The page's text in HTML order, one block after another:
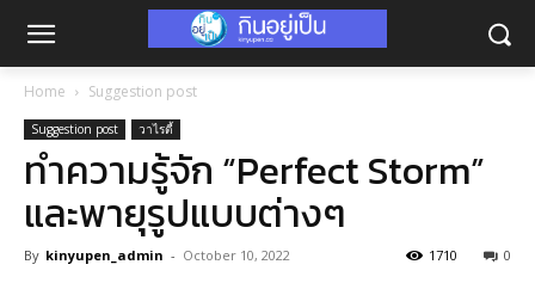
Home Suggestion post
Suggestion post วาไรตี้
ทำความรู้จัก “Perfect Storm”
และพายุรูปแบบต่างๆ
By kinyupen_admin - October 10, 2022 0
1710